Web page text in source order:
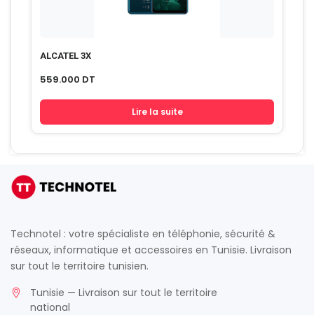
ALCATEL 3X
559.000 DT
Lire la suite
Technotel : votre spécialiste en téléphonie, sécurité &
réseaux, informatique et accessoires en Tunisie. Livraison
sur tout le territoire tunisien.
Tunisie — Livraison sur tout le territoire
national